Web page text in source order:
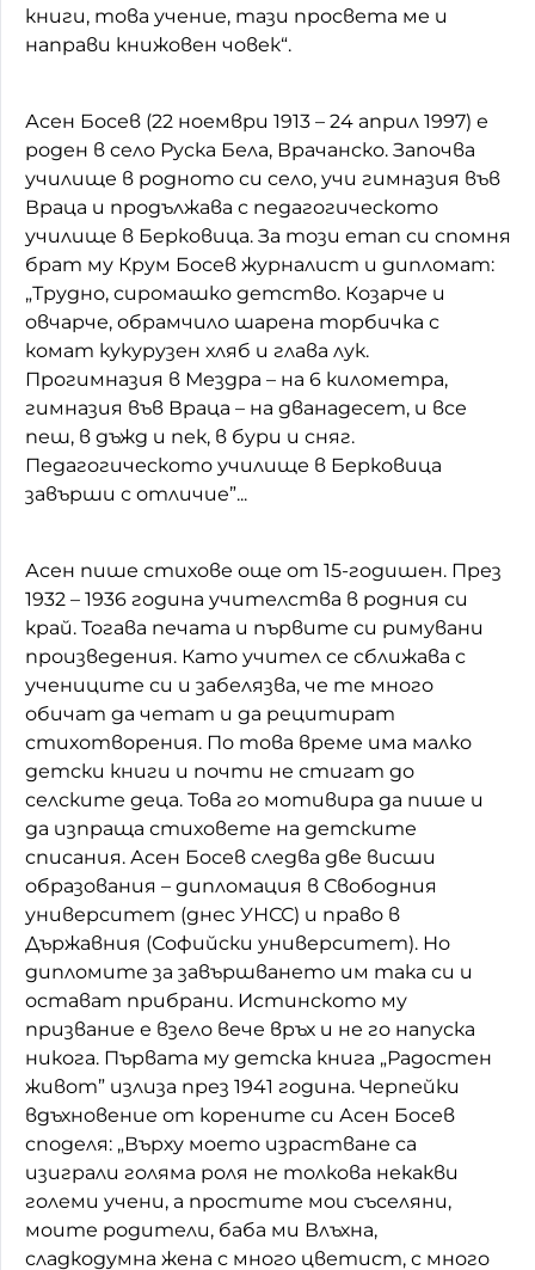
книги, това учение, тази просвета ме и
направи книжовен човек“.
Асен Босев (22 ноември 1913 – 24 април 1997) е
роден в село Руска Бела, Врачанско. Започва
училище в родното си село, учи гимназия във
Враца и продължава с педагогическото
училище в Берковица. За този етап си спомня
брат му Крум Босев журналист и дипломат:
„Трудно, сиромашко детство. Козарче и
овчарче, обрамчило шарена торбичка с
комат кукурузен хляб и глава лук.
Прогимназия в Мездра – на 6 километра,
гимназия във Враца – на дванадесет, и все
пеш, в дъжд и пек, в бури и сняг.
Педагогическото училище в Берковица
завърши с отличие”...
Асен пише стихове още от 15-годишен. През
1932 – 1936 година учителства в родния си
край. Тогава печата и първите си римувани
произведения. Като учител се сближава с
учениците си и забелязва, че те много
обичат да четат и да рецитират
стихотворения. По това време има малко
детски книги и почти не стигат до
селските деца. Това го мотивира да пише и
да изпраща стиховете на детските
списания. Асен Босев следва две висши
образования – дипломация в Свободния
университет (днес УНСС) и право в
Държавния (Софийски университет). Но
дипломите за завършването им така си и
остават прибрани. Истинското му
призвание е взело вече връх и не го напуска
никога. Първата му детска книга „Радостен
живот” излиза през 1941 година. Черпейки
вдъхновение от корените си Асен Босев
споделя: „Върху моето израстване са
изиграли голяма роля не толкова некакви
големи учени, а простите мои съселяни,
моите родители, баба ми Влъхна,
сладкодумна жена с много цветист, с много